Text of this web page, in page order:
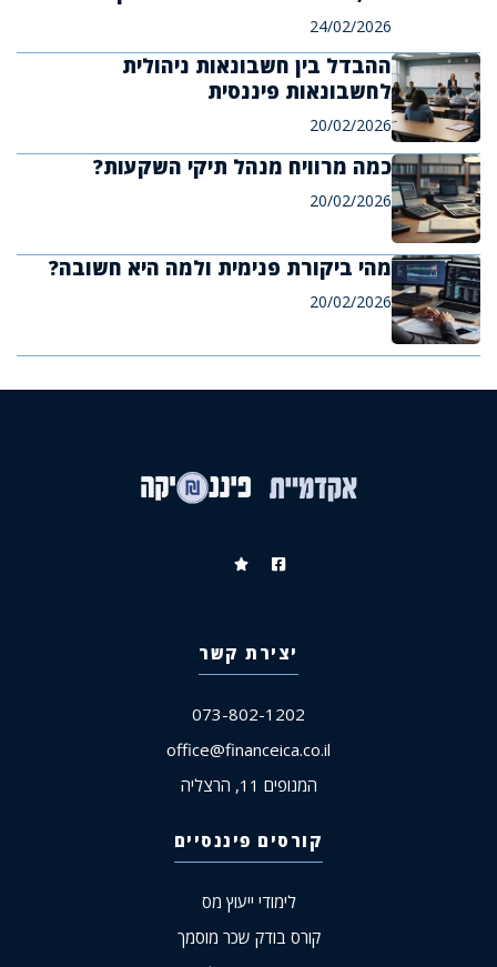
24/02/2026
ההבדל בין חשבונאות ניהולית
לחשבונאות פיננסית
20/02/2026
כמה מרוויח מנהל תיקי השקעות?
20/02/2026
מהי ביקורת פנימית ולמה היא חשובה?
20/02/2026
יצירת קשר
073-802-1202
office@financeica.co.il
המנופים 11, הרצליה
קורסים פיננסיים
לימודי ייעוץ מס
קורס בודק שכר מוסמך